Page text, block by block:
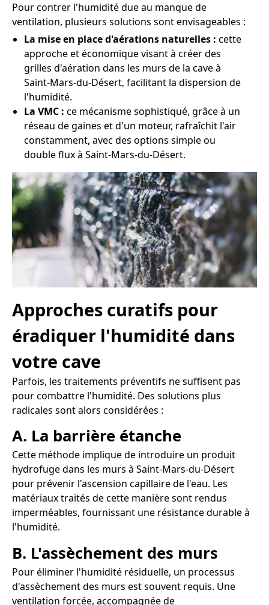
Pour contrer l'humidité due au manque de
ventilation, plusieurs solutions sont envisageables :
La mise en place d'aérations naturelles : cette
approche et économique visant à créer des
grilles d'aération dans les murs de la cave à
Saint-Mars-du-Désert, facilitant la dispersion de
l'humidité.
La VMC : ce mécanisme sophistiqué, grâce à un
réseau de gaines et d'un moteur, rafraîchit l'air
constamment, avec des options simple ou
double flux à Saint-Mars-du-Désert.
Approches curatifs pour
éradiquer l'humidité dans
votre cave
Parfois, les traitements préventifs ne suffisent pas
pour combattre l'humidité. Des solutions plus
radicales sont alors considérées :
A. La barrière étanche
Cette méthode implique de introduire un produit
hydrofuge dans les murs à Saint-Mars-du-Désert
pour prévenir l'ascension capillaire de l'eau. Les
matériaux traités de cette manière sont rendus
imperméables, fournissant une résistance durable à
l'humidité.
B. L'assèchement des murs
Pour éliminer l'humidité résiduelle, un processus
d'assèchement des murs est souvent requis. Une
ventilation forcée, accompagnée de